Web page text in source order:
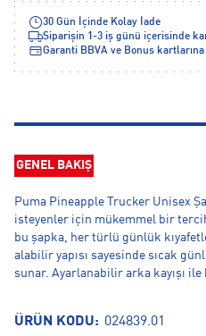
30 Gün İçinde Kolay İade
Siparişin 1-3 iş günü içerisinde
Garanti BBVA ve Bonus
GENEL BAKIŞ
Puma Pineapple Trucker Unisex
isteyenler için mükemmel bir
bu şapka, her türlü günlük
alabilir yapısı sayesinde sıcak
sunar. Ayarlanabilir arka kayışı ile
ÜRÜN KODU: 024839.01